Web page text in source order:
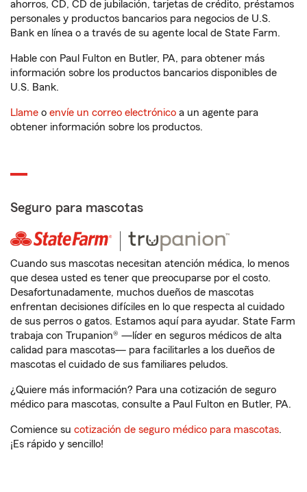
ahorros, CD, CD de jubilación, tarjetas de crédito, préstamos
personales y productos bancarios para negocios de U.S.
Bank en línea o a través de su agente local de State Farm.
Hable con Paul Fulton en Butler, PA, para obtener más
información sobre los productos bancarios disponibles de
U.S. Bank.
Llame o envíe un correo electrónico a un agente para
obtener información sobre los productos.
Seguro para mascotas
Cuando sus mascotas necesitan atención médica, lo menos
que desea usted es tener que preocuparse por el costo.
Desafortunadamente, muchos dueños de mascotas
enfrentan decisiones difíciles en lo que respecta al cuidado
de sus perros o gatos. Estamos aquí para ayudar. State Farm
trabaja con Trupanion® —líder en seguros médicos de alta
calidad para mascotas— para facilitarles a los dueños de
mascotas el cuidado de sus familiares peludos.
¿Quiere más información? Para una cotización de seguro
médico para mascotas, consulte a Paul Fulton en Butler, PA.
Comience su cotización de seguro médico para mascotas.
¡Es rápido y sencillo!